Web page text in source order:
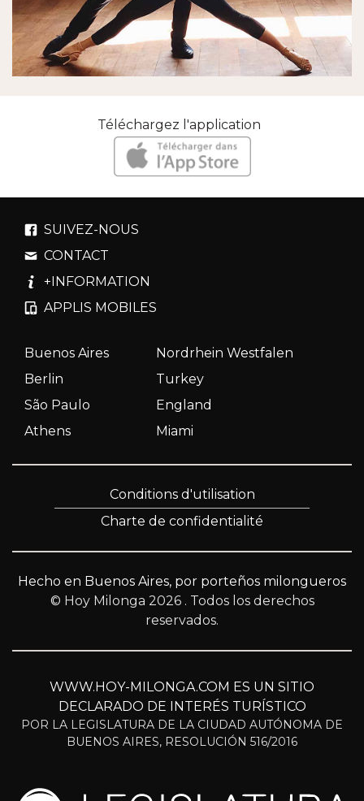
Téléchargez l'application
SUIVEZ-NOUS
CONTACT
+INFORMATION
APPLIS MOBILES
Buenos Aires
Nordrhein Westfalen
Berlin
Turkey
São Paulo
England
Athens
Miami
Conditions d'utilisation
Charte de confidentialité
Hecho en Buenos Aires, por porteños milongueros
© Hoy Milonga 2026 . Todos los derechos
reservados.
WWW.HOY-MILONGA.COM ES UN SITIO
DECLARADO DE INTERÉS TURÍSTICO
POR LA LEGISLATURA DE LA CIUDAD AUTÓNOMA DE
BUENOS AIRES, RESOLUCIÓN 516/2016